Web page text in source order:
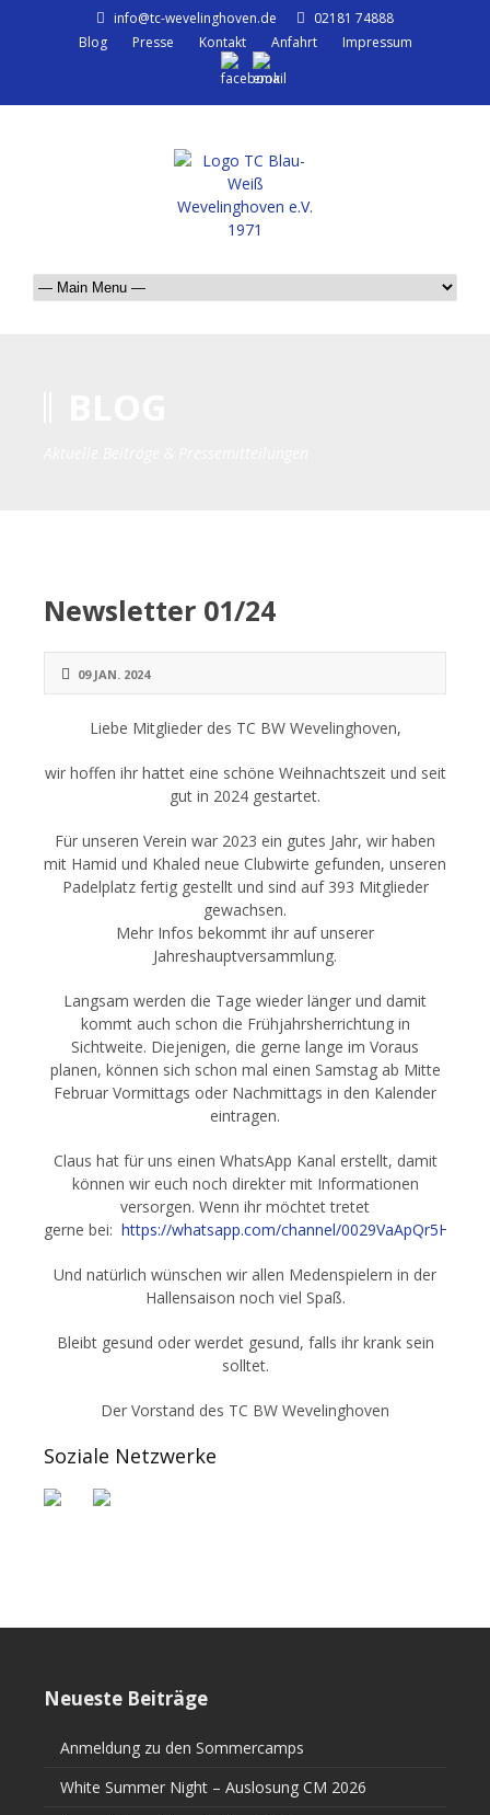
info@tc-wevelinghoven.de
02181 74888
Blog
Presse Kontakt Anfahrt Impressum
Newsletter 01/24
09 JAN. 2024
Liebe Mitglieder des TC BW Wevelinghoven,
wir hoffen ihr hattet eine schöne Weihnachtszeit und seit
gut in 2024 gestartet.
Für unseren Verein war 2023 ein gutes Jahr, wir haben
mit Hamid und Khaled neue Clubwirte gefunden, unseren
Padelplatz fertig gestellt und sind auf 393 Mitglieder
gewachsen.
Mehr Infos bekommt ihr auf unserer
Jahreshauptversammlung.
Langsam werden die Tage wieder länger und damit
kommt auch schon die Frühjahrsherrichtung in
Sichtweite. Diejenigen, die gerne lange im Voraus
planen, können sich schon mal einen Samstag ab Mitte
Februar Vormittags oder Nachmittags in den Kalender
eintragen.
Claus hat für uns einen WhatsApp Kanal erstellt, damit
können wir euch noch direkter mit Informationen
versorgen. Wenn ihr möchtet tretet
gerne bei: https://whatsapp.com/channel/
Und natürlich wünschen wir allen Medenspielern in der
Hallensaison noch viel Spaß.
Bleibt gesund oder werdet gesund, falls ihr krank sein
solltet.
Der Vorstand des TC BW Wevelinghoven
Soziale Netzwerke
Neueste Beiträge
Anmeldung zu den Sommercamps
White Summer Night – Auslosung CM 2026